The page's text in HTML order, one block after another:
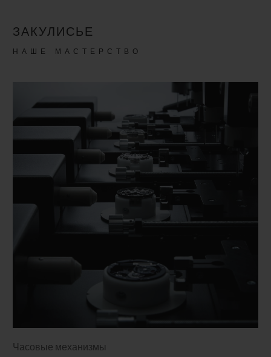
ЗАКУЛИСЬЕ
НАШЕ МАСТЕРСТВО
Часовые механизмы